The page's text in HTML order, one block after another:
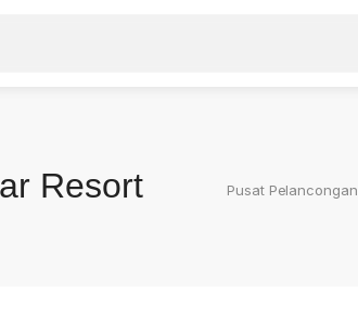
Resort Pusat Pelancongan